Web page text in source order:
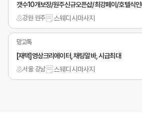
갯수10개보장/원주신규오픈샵/최강페이/호텔식인
강원 원주 스웨디시마사지
망고톡
[재택]영상크리에이터, 채팅알바, 시급최대
서울 강남 스웨디시마사지